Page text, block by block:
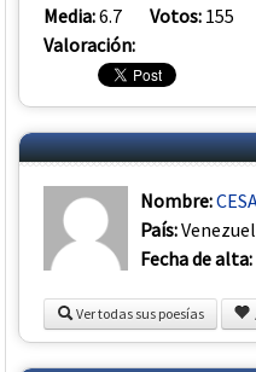
Media:6.7 Votos: 155
Valoración:
Nombre:
País:
Fecha de alta:
Ver todas sus poesías